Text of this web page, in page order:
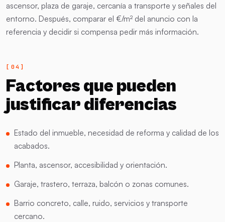
ascensor, plaza de garaje, cercanía a transporte y señales del
entorno. Después, comparar el €/m² del anuncio con la
referencia y decidir si compensa pedir más información.
Factores que pueden
justificar diferencias
Estado del inmueble, necesidad de reforma y calidad de los
acabados.
Planta, ascensor, accesibilidad y orientación.
Garaje, trastero, terraza, balcón o zonas comunes.
Barrio concreto, calle, ruido, servicios y transporte
cercano.